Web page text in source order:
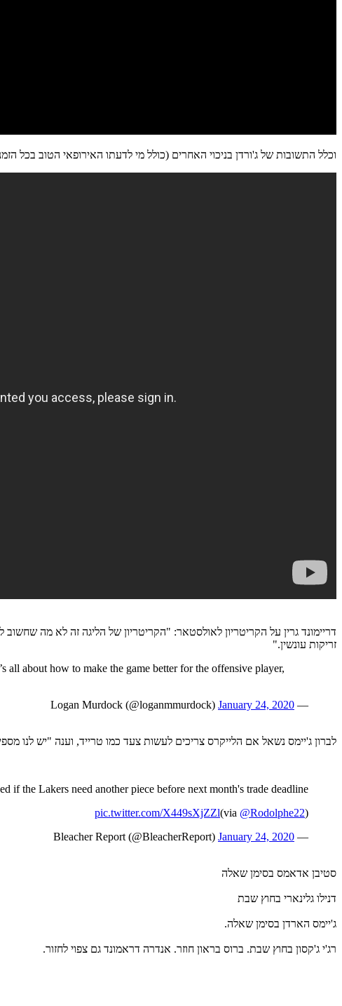
וכלל התשובות של ג'ורדן בניכוי האחרים (כולל מי לדעתו האירופאי הטוב בכל
דריימונד גרין על הקריטריון לאולסטאר: "הקריטריון של הליגה זה לא מה
זריקות עונשין."
all about how to make the game better for the offensive player,
— Logan Murdock (@loganmmurdock)
January 24, 2020
לברון ג'יימס נשאל אם הלייקרס צריכים לעשות צעד כמו טרייד, וענה "יש לנו
if the Lakers need another piece before next month's trade deadline
(via
@Rodolphe22
)
pic.twitter.com/X449sXjZZl
— Bleacher Report (@BleacherReport)
January 24, 2020
סטיבן אדאמס בסימן שאלה
דנילו גלינארי בחוץ שבת
ג'יימס הארדן בסימן שאלה.
רג'י ג'קסון בחוץ שבת. ברוס בראון חוזר. אנדרה דראמונד גם צפוי לחזור.